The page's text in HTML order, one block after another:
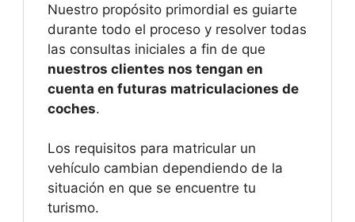
Nuestro propósito primordial es guiarte
durante todo el proceso y resolver todas
las consultas iniciales a fin de que
nuestros clientes nos tengan en
cuenta en futuras matriculaciones de
coches.
Los requisitos para matricular un
vehículo cambian dependiendo de la
situación en que se encuentre tu
turismo.